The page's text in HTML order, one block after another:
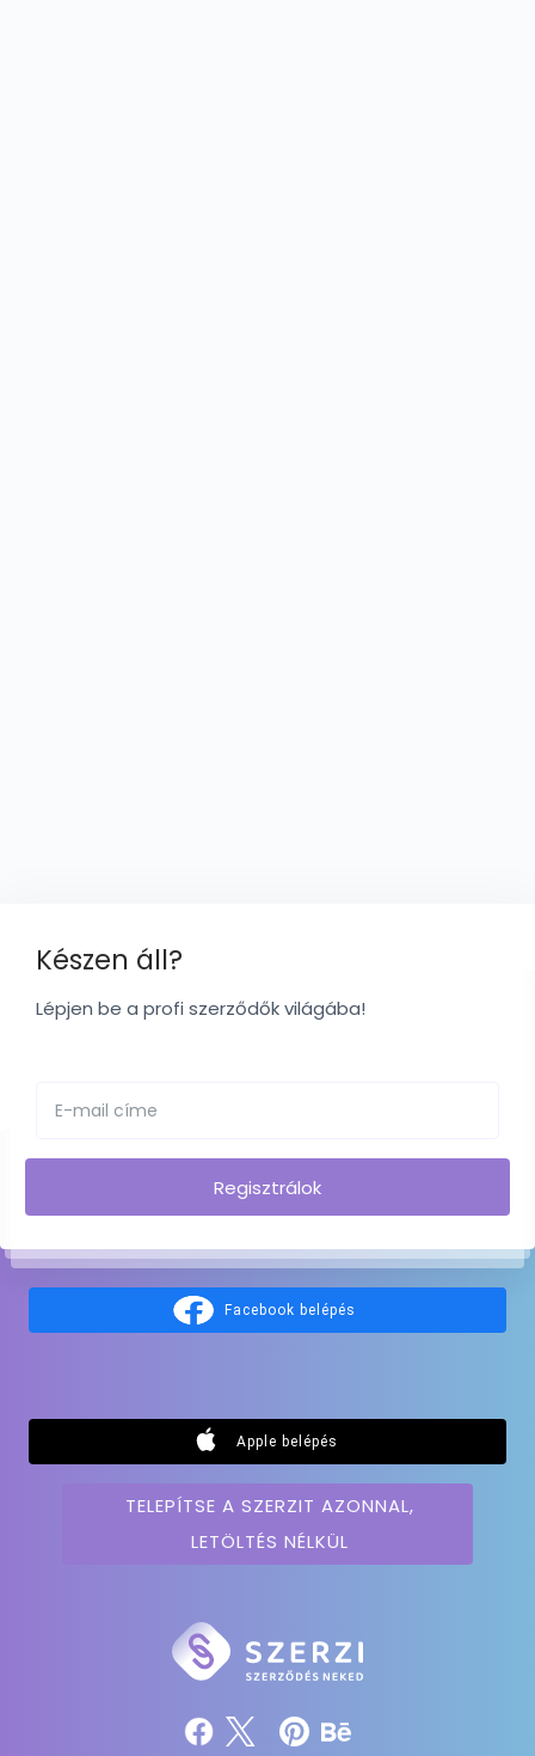
Készen áll?
Lépjen be a profi szerződők világába!
Regisztrálok
Facebook belépés
Apple belépés
TELEPÍTSE A SZERZIT AZONNAL,
LETÖLTÉS NÉLKÜL